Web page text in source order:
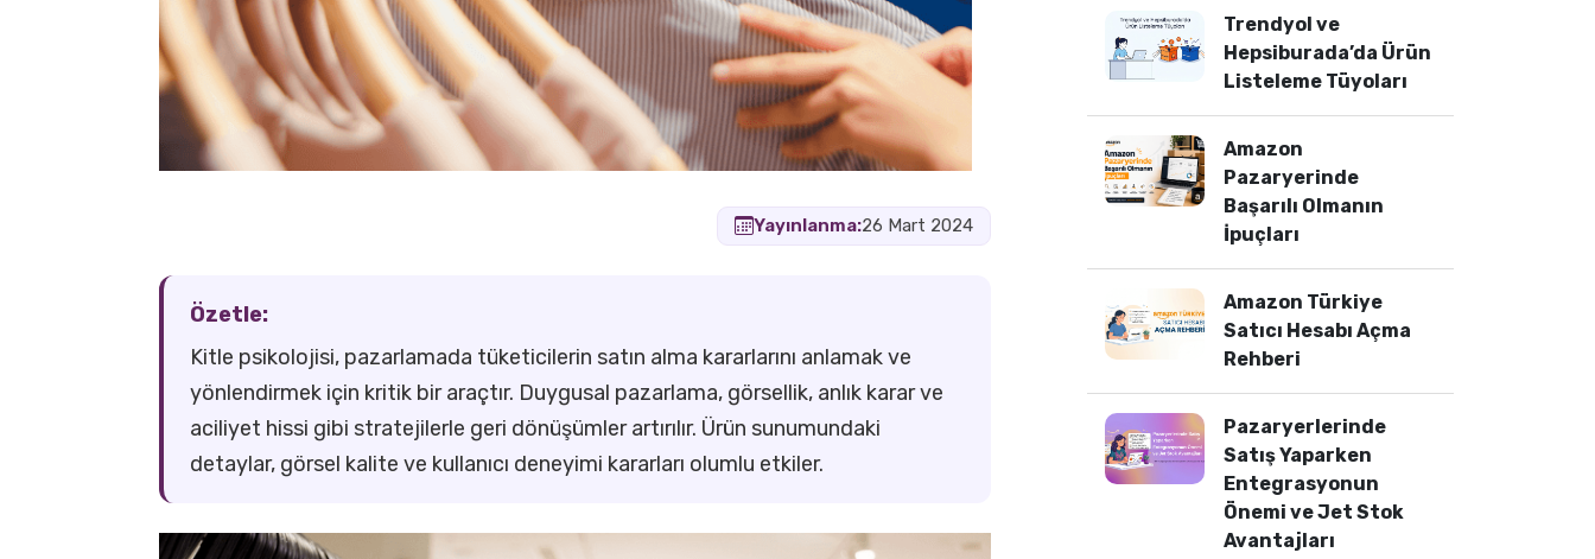
Yayınlanma:26 Mart 2024
Özetle:
Kitle psikolojisi, pazarlamada tüketicilerin satın alma kararlarını anlamak ve
yönlendirmek için kritik bir araçtır. Duygusal pazarlama, görsellik, anlık karar ve
aciliyet hissi gibi stratejilerle geri dönüşümler artırılır. Ürün sunumundaki
detaylar, görsel kalite ve kullanıcı deneyimi kararları olumlu etkiler.
Trendyol ve
Hepsiburada’da Ürün
Listeleme Tüyoları
Amazon
Pazaryerinde
Başarılı Olmanın
İpuçları
Amazon Türkiye
Satıcı Hesabı Açma
Rehberi
Pazaryerlerinde
Satış Yaparken
Entegrasyonun
Önemi ve Jet Stok
Avantajları